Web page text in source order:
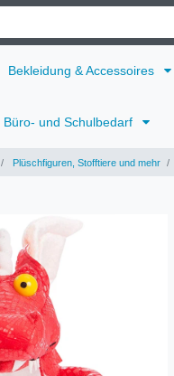
Bekleidung & Accessoires
Büro- und Schulbedarf
Plüschfiguren, Stofftiere und mehr